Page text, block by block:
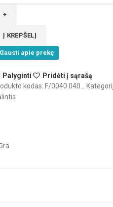
Į KREPŠELĮ
apie prekę
Palyginti
Pridėti į sąrašą
kodas: F/0040.040...